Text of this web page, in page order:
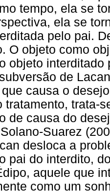
tempo, ela se
ela se
pelo pai.
O objeto como
objeto
de
causa o
tratamento, trata-
de causa do
Suarez
desloca a
pai do interdito,
aquele que
como um